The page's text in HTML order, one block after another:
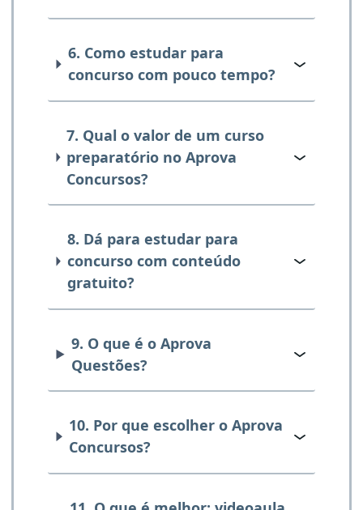
6. Como estudar para
concurso com pouco tempo?
7. Qual o valor de um curso
preparatório no Aprova
Concursos?
8. Dá para estudar para
concurso com conteúdo
gratuito?
9. O que é o Aprova
Questões?
10. Por que escolher o Aprova
Concursos?